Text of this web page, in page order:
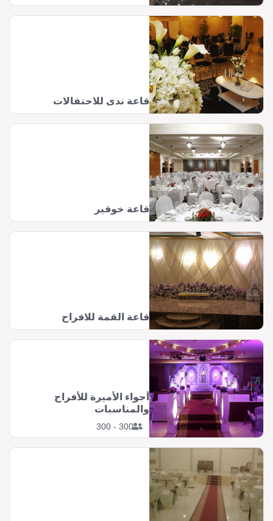
قاعة ندى للاحتفالات
قاعة خوقير
قاعة القمة للافراح
300 - 300
أجواء الأميرة للأفراح
والمناسبات